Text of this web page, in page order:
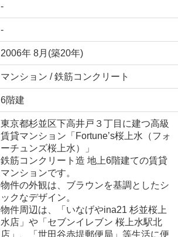
-
-
2006年 8月(築20年)
マンション / 鉄筋コンクリート
6階建
東京都杉並区下高井戸３丁目に建つ高級
賃貸マンション「Fortune’s桜上水（フォ
ーチュンズ桜上水）」
鉄筋コンクリート造 地上6階建ての賃貸
マンションです。
物件の外観は、ブラウンを基調としたシ
ックなデザイン。
物件周辺は、「いなげやina21 杉並桜上
水店」や「セブンイレブン 桜上水駅北
店」、「世田谷赤堤郵便局」等生活に便